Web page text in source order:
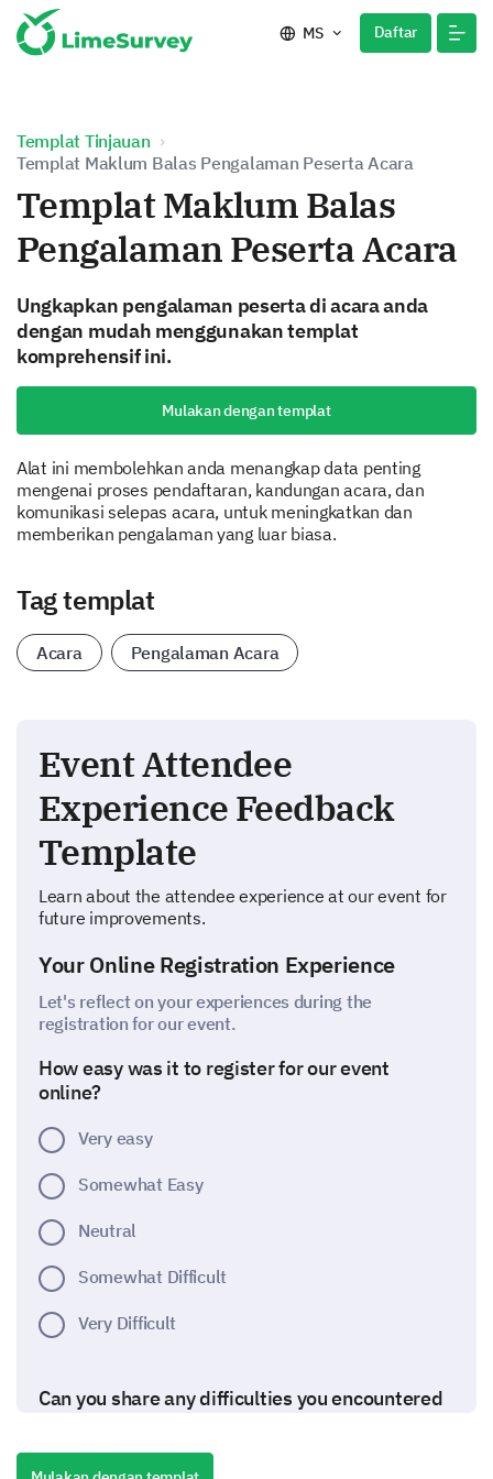
MS Daftar
Templat Tinjauan
Templat Maklum Balas Pengalaman Peserta Acara
Templat Maklum Balas
Pengalaman Peserta Acara
Ungkapkan pengalaman peserta di acara anda
dengan mudah menggunakan templat
komprehensif ini.
Mulakan dengan templat
Alat ini membolehkan anda menangkap data penting
mengenai proses pendaftaran, kandungan acara, dan
komunikasi selepas acara, untuk meningkatkan dan
memberikan pengalaman yang luar biasa.
Tag templat
Acara Pengalaman Acara
Event Attendee
Experience Feedback
Template
Learn about the attendee experience at our event for
future improvements.
Your Online Registration Experience
Let's reflect on your experiences during the
registration for our event.
How easy was it to register for our event
online?
Very easy
Somewhat Easy
Neutral
Somewhat Difficult
Very Difficult
Can you share any difficulties you encountered